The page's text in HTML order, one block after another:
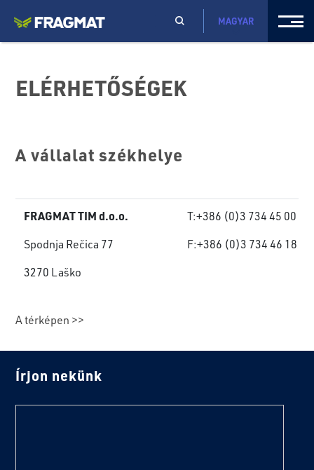
MAGYAR
ELÉRHETŐSÉGEK
A vállalat székhelye
FRAGMAT TIM d.o.o.
Spodnja Rečica 77
3270 Laško
T:+386 (0)3 734 45 00
F:+386 (0)3 734 46 18
A térképen >>
Írjon nekünk